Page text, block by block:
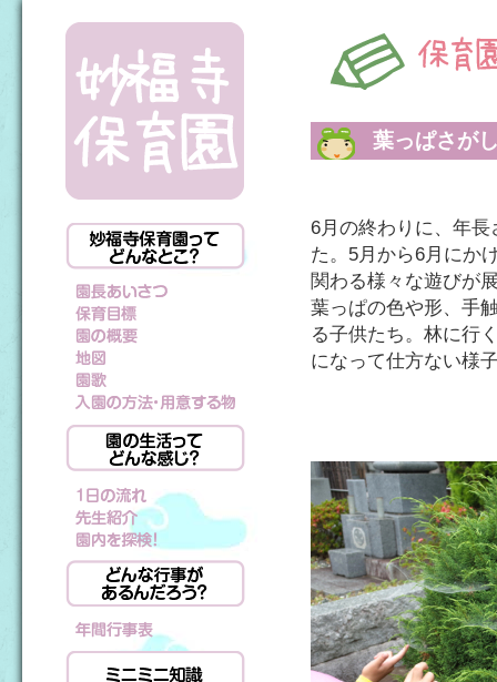
葉っぱさが
6月の終わりに、年
た。5月から6月にか
関わる様々な遊びが
葉っぱの色や形、手
る子供たち。林に行
になって仕方ない様